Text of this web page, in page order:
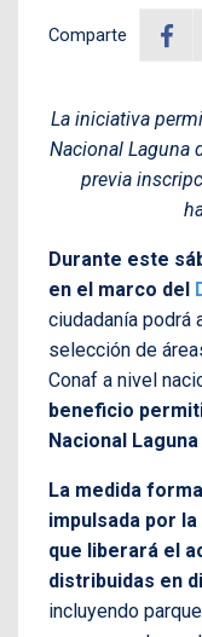
Comparte
La iniciativa
Nacional Laguna
previa
Durante este
en el marco del
ciudadanía podrá
selección de
Conaf a nivel
beneficio
Nacional
La medida
impulsada por
que liberará el
distribuidas en
incluyendo